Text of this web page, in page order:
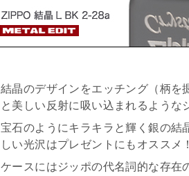
結晶のデザインをエッチング（柄を
と美しい反射に吸い込まれるような
宝石のようにキラキラと輝く銀の結
しい光沢はプレゼントにもオススメ！
ケースにはジッポの代名詞的な存在